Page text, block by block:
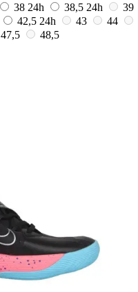
38 24h 38,5 24h
39
42,5 24h 43
44
47,5
48,5